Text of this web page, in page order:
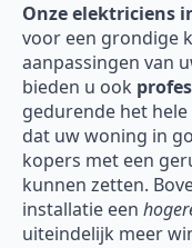
Onzeelektriciens
voor een grondige
aanpassingen van
bieden u ook
gedurende het
dat uw woning in
kopers met een
kunnen zetten.
installatie een
uiteindelijk meer